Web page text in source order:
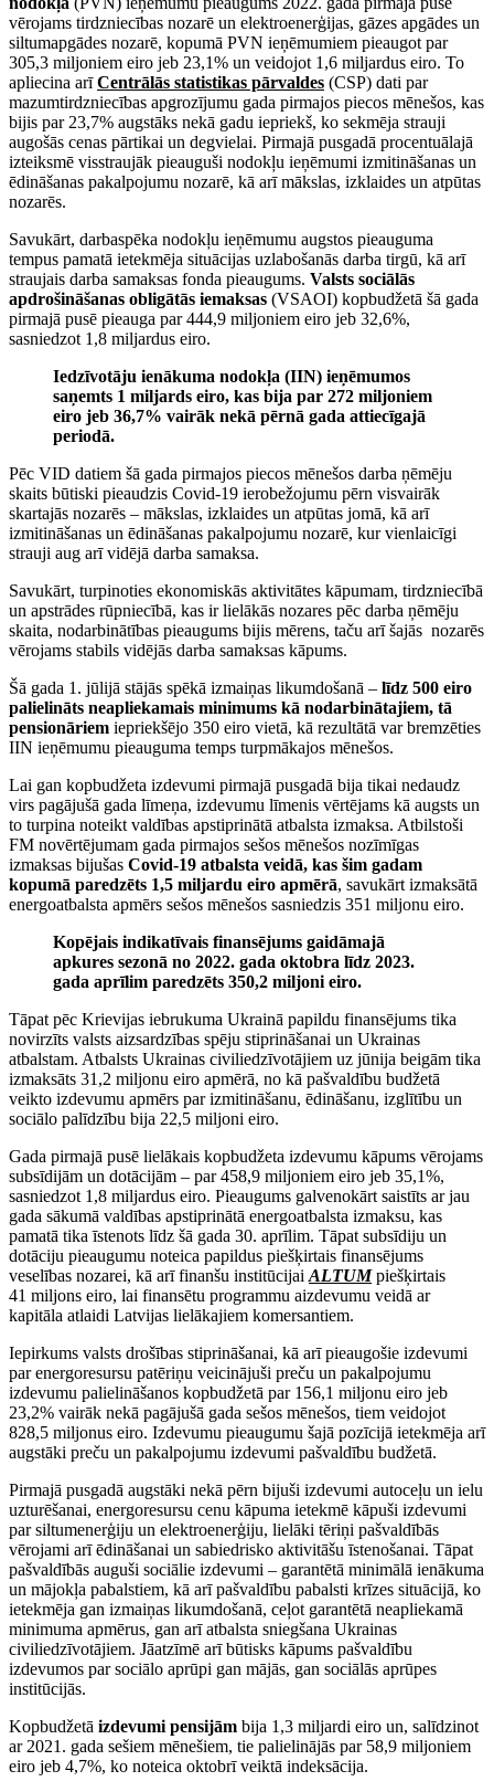
vērojams tirdzniecības nozarē un elektroenerģijas, gāzes apgādes un
siltumapgādes nozarē, kopumā PVN ieņēmumiem pieaugot par
305,3 miljoniem eiro jeb 23,1% un veidojot 1,6 miljardus eiro. To
apliecina arīCentrālās statistikas pārvaldes (CSP) dati par
mazumtirdzniecības apgrozījumu gada pirmajos piecos mēnešos, kas
bijis par 23,7% augstāks nekā gadu iepriekš, ko sekmēja strauji
augošās cenas pārtikai un degvielai. Pirmajā pusgadā procentuālajā
izteiksmē visstraujāk pieauguši nodokļu ieņēmumi izmitināšanas un
ēdināšanas pakalpojumu nozarē, kā arī mākslas, izklaides un atpūtas
nozarēs.
Savukārt, darbaspēka nodokļu ieņēmumu augstos pieauguma
tempus pamatā ietekmēja situācijas uzlabošanās darba tirgū, kā arī
straujais darba samaksas fonda pieaugums. Valsts sociālās
apdrošināšanas obligātās iemaksas (VSAOI) kopbudžetā šā gada
pirmajā pusē pieauga par 444,9 miljoniem eiro jeb 32,6%,
sasniedzot 1,8 miljardus eiro.
Iedzīvotāju ienākuma nodokļa (IIN) ieņēmumos
saņemts 1 miljards eiro, kas bija par 272 miljoniem
eiro jeb 36,7% vairāk nekā pērnā gada attiecīgajā
periodā.
Pēc VID datiem šā gada pirmajos piecos mēnešos darba ņēmēju
skaits būtiski pieaudzis Covid-19 ierobežojumu pērn visvairāk
skartajās nozarēs – mākslas, izklaides un atpūtas jomā, kā arī
izmitināšanas un ēdināšanas pakalpojumu nozarē, kur vienlaicīgi
strauji aug arī vidējā darba samaksa.
Savukārt, turpinoties ekonomiskās aktivitātes kāpumam, tirdzniecībā
un apstrādes rūpniecībā, kas ir lielākās nozares pēc darba ņēmēju
skaita, nodarbinātības pieaugums bijis mērens, taču arī šajās nozarēs
vērojams stabils vidējās darba samaksas kāpums.
Šā gada 1. jūlijā stājās spēkā izmaiņas likumdošanā – līdz 500 eiro
palielināts neapliekamais minimums kā nodarbinātajiem, tā
pensionāriem iepriekšējo 350 eiro vietā, kā rezultātā var bremzēties
IIN ieņēmumu pieauguma temps turpmākajos mēnešos.
Lai gan kopbudžeta izdevumi pirmajā pusgadā bija tikai nedaudz
virs pagājušā gada līmeņa, izdevumu līmenis vērtējams kā augsts un
to turpina noteikt valdības apstiprinātā atbalsta izmaksa. Atbilstoši
FM novērtējumam gada pirmajos sešos mēnešos nozīmīgas
izmaksas bijušas Covid-19 atbalsta veidā, kas šim gadam
kopumā paredzēts 1,5 miljardu eiro apmērā, savukārt izmaksātā
energoatbalsta apmērs sešos mēnešos sasniedzis 351 miljonu eiro.
Kopējais indikatīvais finansējums gaidāmajā
apkures sezonā no 2022. gada oktobra līdz 2023.
gada aprīlim paredzēts 350,2 miljoni eiro.
Tāpat pēc Krievijas iebrukuma Ukrainā papildu finansējums tika
novirzīts valsts aizsardzības spēju stiprināšanai un Ukrainas
atbalstam. Atbalsts Ukrainas civiliedzīvotājiem uz jūnija beigām tika
izmaksāts 31,2 miljonu eiro apmērā, no kā pašvaldību budžetā
veikto izdevumu apmērs par izmitināšanu, ēdināšanu, izglītību un
sociālo palīdzību bija 22,5 miljoni eiro.
Gada pirmajā pusē lielākais kopbudžeta izdevumu kāpums vērojams
subsīdijām un dotācijām – par 458,9 miljoniem eiro jeb 35,1%,
sasniedzot 1,8 miljardus eiro. Pieaugums galvenokārt saistīts ar jau
gada sākumā valdības apstiprinātā energoatbalsta izmaksu, kas
pamatā tika īstenots līdz šā gada 30. aprīlim. Tāpat subsīdiju un
dotāciju pieaugumu noteica papildus piešķirtais finansējums
veselības nozarei, kā arī finanšu institūcijai ALTUMpiešķirtais
41 miljons eiro, lai finansētu programmu aizdevumu veidā ar
kapitāla atlaidi Latvijas lielākajiem komersantiem.
Iepirkums valsts drošības stiprināšanai, kā arī pieaugošie izdevumi
par energoresursu patēriņu veicinājuši preču un pakalpojumu
izdevumu palielināšanos kopbudžetā par 156,1 miljonu eiro jeb
23,2% vairāk nekā pagājušā gada sešos mēnešos, tiem veidojot
828,5 miljonus eiro. Izdevumu pieaugumu šajā pozīcijā ietekmēja arī
augstāki preču un pakalpojumu izdevumi pašvaldību budžetā.
Pirmajā pusgadā augstāki nekā pērn bijuši izdevumi autoceļu un ielu
uzturēšanai, energoresursu cenu kāpuma ietekmē kāpuši izdevumi
par siltumenerģiju un elektroenerģiju, lielāki tēriņi pašvaldībās
vērojami arī ēdināšanai un sabiedrisko aktivitāšu īstenošanai. Tāpat
pašvaldībās auguši sociālie izdevumi – garantētā minimālā ienākuma
un mājokļa pabalstiem, kā arī pašvaldību pabalsti krīzes situācijā, ko
ietekmēja gan izmaiņas likumdošanā, ceļot garantētā neapliekamā
minimuma apmērus, gan arī atbalsta sniegšana Ukrainas
civiliedzīvotājiem. Jāatzīmē arī būtisks kāpums pašvaldību
izdevumos par sociālo aprūpi gan mājās, gan sociālās aprūpes
institūcijās.
Kopbudžetā izdevumi pensijām bija 1,3 miljardi eiro un, salīdzinot
ar 2021. gada sešiem mēnešiem, tie palielinājās par 58,9 miljoniem
eiro jeb 4,7%, ko noteica oktobrī veiktā indeksācija.